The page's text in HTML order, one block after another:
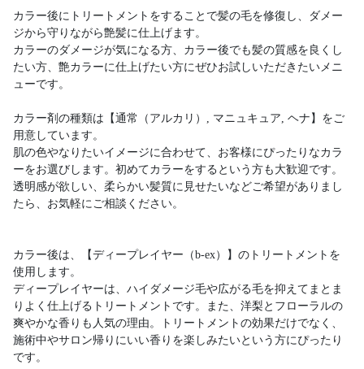
カラー後にトリートメントをすることで髪の毛を修復し、ダメー
ジから守りながら艶髪に仕上げます。
カラーのダメージが気になる方、カラー後でも髪の質感を良くし
たい方、艶カラーに仕上げたい方にぜひお試しいただきたいメニ
ューです。
カラー剤の種類は【通常（アルカリ）, マニュキュア, ヘナ】をご
用意しています。
肌の色やなりたいイメージに合わせて、お客様にぴったりなカラ
ーをお選びします。初めてカラーをするという方も大歓迎です。
透明感が欲しい、柔らかい髪質に見せたいなどご希望がありまし
たら、お気軽にご相談ください。
カラー後は、【ディープレイヤー（b-ex）】のトリートメントを
使用します。
ディープレイヤーは、ハイダメージ毛や広がる毛を抑えてまとま
りよく仕上げるトリートメントです。また、洋梨とフローラルの
爽やかな香りも人気の理由。トリートメントの効果だけでなく、
施術中やサロン帰りにいい香りを楽しみたいという方にぴったり
です。